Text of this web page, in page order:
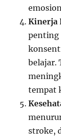
Kinerja
penting
belajar.
tempat
stroke,